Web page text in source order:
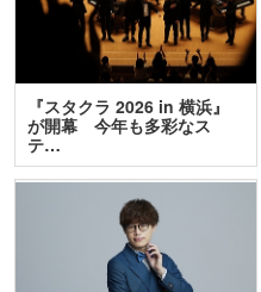
『スタクラ 2026 in 横浜』
が開幕 今年も多彩なス
テ…